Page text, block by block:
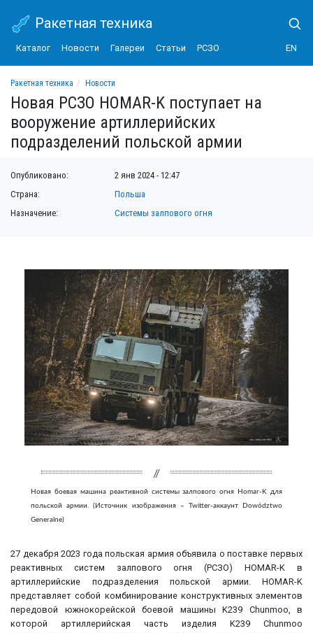
Ракетная техника
Каталог Новости Галереи Статьи РСЗО EN
Ракетная техника
Новости
Новая РСЗО HOMAR-K поступает на вооружение артиллерийских
Новая РСЗО HOMAR-K поступает на
вооружение артиллерийских
подразделений польской армии
Опубликовано:
2 янв 2024 - 12:47
Страна:
Польша
Назначение:
Системы залпового огня
Новая боевая машина реактивной системы залпового огня Homar-K для
польской армии. (Источник изображения – Twitter-аккаунт Dowództwo
Generalne)
27 декабря 2023 года польская армия объявила о поставке первых
реактивных систем залпового огня (РСЗО) HOMAR-K в
артиллерийские подразделения польской армии. HOMAR-K
представляет собой комбинирование конструктивных элементов
передовой южнокорейской боевой машины K239 Chunmoo, в
которой артиллерийская часть изделия K239 Chunmoo